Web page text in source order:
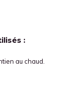
:
au chaud.